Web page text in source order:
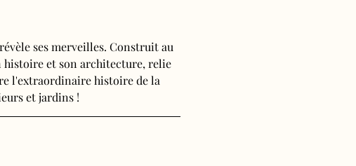
ses merveilles. Construit au
histoire et son architecture, relie
l'extraordinaire histoire de la
et jardins !